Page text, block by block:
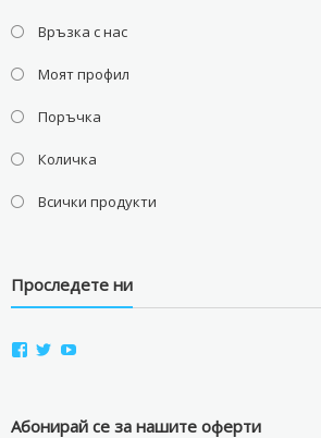
Връзка с нас
Моят профил
Поръчка
Количка
Всички продукти
Проследете ни
View
Facebook
View
Twitter
View
YouTube
Абонирай се за нашите оферти